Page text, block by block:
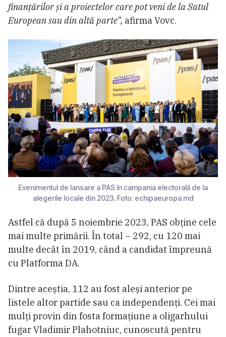
finanțărilor și a proiectelor care pot veni de la Satul
European sau din altă parte”, afirma Vovc.
Evenimentul de lansare a PAS în campania electorală de la
alegerile locale din 2023. Foto: echipaeuropa.md
Astfel că după 5 noiembrie 2023, PAS obține cele
mai multe primării. În total – 292, cu 120 mai
multe decât în 2019, când a candidat împreună
cu Platforma DA.
Dintre aceștia, 112 au fost aleși anterior pe
listele altor partide sau ca independenți. Cei mai
mulți provin din fosta formațiune a oligarhului
fugar Vladimir Plahotniuc, cunoscută pentru